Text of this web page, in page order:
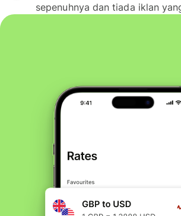
sepenuhnya dan tiada iklan